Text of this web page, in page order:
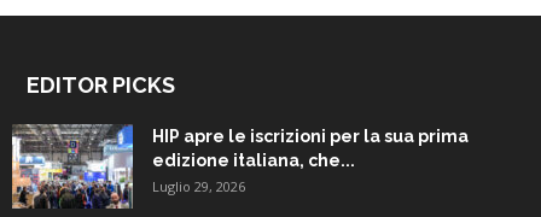
EDITOR PICKS
HIP apre le iscrizioni per la sua prima
edizione italiana, che...
Luglio 29, 2026